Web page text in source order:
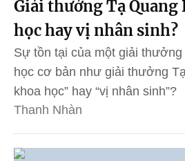
Giải thưởng Tạ Quang
học hay vị nhân sinh?
Sự tồn tại của một giải
học cơ bản như giải thưởng
khoa học” hay “vị nhân sinh”?
Thanh Nhàn